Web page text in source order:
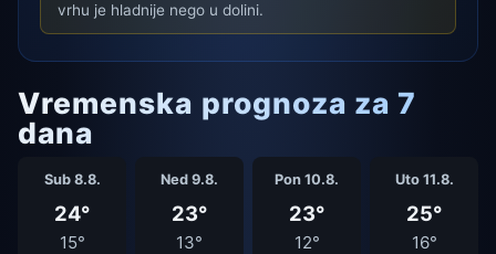
vrhu je hladnije nego u dolini.
Vremenska prognoza za 7
dana
Sub 8.8.
24°
15°
Ned 9.8.
23°
13°
Pon 10.8.
23°
12°
Uto 11.8.
25°
16°